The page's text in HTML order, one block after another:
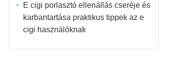
E cigi porlasztó ellenállás cseréje és
karbantartása praktikus tippek az e
cigi használóknak